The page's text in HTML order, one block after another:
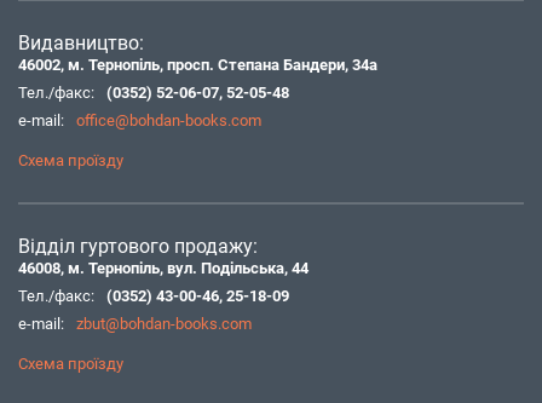
Видавництво:
46002, м. Тернопіль, просп. Степана Бандери, 34а
Тел./факс:
(0352) 52-06-07, 52-05-48
e-mail:
office@bohdan-books.com
Схема проїзду
Відділ гуртового продажу:
46008, м. Тернопіль, вул. Подільська, 44
Тел./факс:
(0352) 43-00-46, 25-18-09
e-mail:
zbut@bohdan-books.com
Схема проїзду